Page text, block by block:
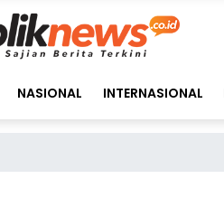
NASIONAL INTERNASIONAL